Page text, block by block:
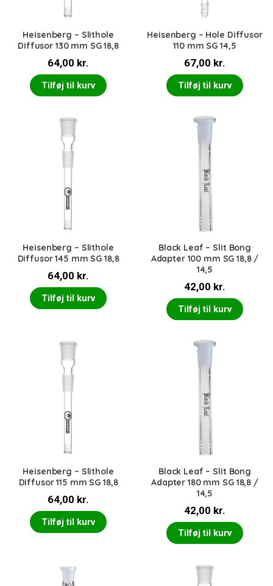
Heisenberg – Slithole
Diffusor 130 mm SG 18,8
64,00 kr.
Tilføj til kurv
Heisenberg – Hole Diffusor
110 mm SG 14,5
67,00 kr.
Tilføj til kurv
Heisenberg – Slithole
Diffusor 145 mm SG 18,8
64,00 kr.
Tilføj til kurv
Black Leaf – Slit Bong
Adapter 100 mm SG 18,8 /
14,5
42,00 kr.
Tilføj til kurv
Heisenberg – Slithole
Diffusor 115 mm SG 18,8
64,00 kr.
Tilføj til kurv
Black Leaf – Slit Bong
Adapter 180 mm SG 18,8 /
14,5
42,00 kr.
Tilføj til kurv